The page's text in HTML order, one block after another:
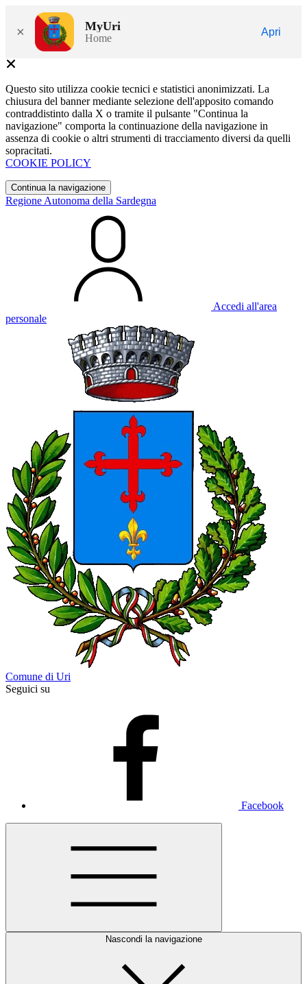
× MyUri
Home
Apri
Questo sito utilizza cookie tecnici e statistici anonimizzati. La
chiusura del banner mediante selezione dell'apposito comando
contraddistinto dalla X o tramite il pulsante "Continua la
navigazione" comporta la continuazione della navigazione in
assenza di cookie o altri strumenti di tracciamento diversi da quelli
sopracitati.
COOKIE POLICY
Continua la navigazione
Regione Autonoma della Sardegna
Accedi all'area
personale
Comune di Uri
Seguici su
Facebook
Nascondi la navigazione